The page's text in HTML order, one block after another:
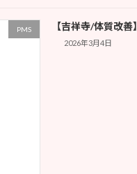
PMS 【吉祥寺/体質改
2026年3月4日